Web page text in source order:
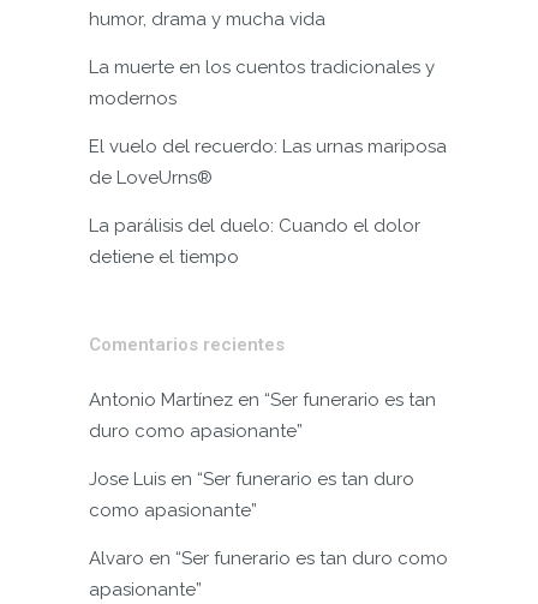
humor, drama y mucha vida
La muerte en los cuentos tradicionales y
modernos
El vuelo del recuerdo: Las urnas mariposa
de LoveUrns®
La parálisis del duelo: Cuando el dolor
detiene el tiempo
Comentarios recientes
Antonio Martínez en “Ser funerario es tan
duro como apasionante”
Jose Luis en “Ser funerario es tan duro
como apasionante”
Alvaro en “Ser funerario es tan duro como
apasionante”